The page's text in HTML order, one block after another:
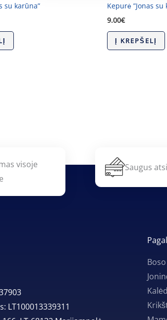
su karūna”
Kepurė ”Jonas
9.00€
Į KREPŠELĮ
visoje
Saugus
LT100013339311